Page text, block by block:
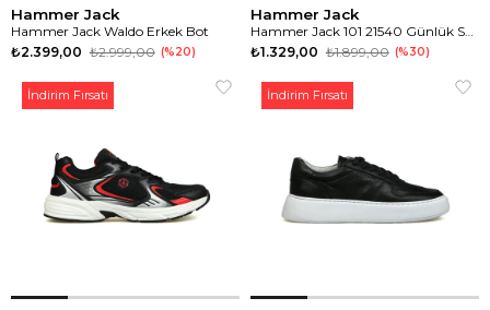
Hammer Jack
Hammer Jack Waldo Erkek Bot
₺2.399,00 ₺2.999,00 %20
Hammer Jack
₺1.329,00 ₺1.899,00 %30
İndirim Fırsatı İndirim Fırsatı